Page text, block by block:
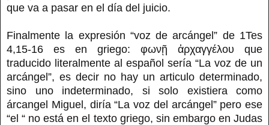
que va a pasar en el día del juicio.
Finalmente la expresión “voz de arcángel” de 1Tes
4,15-16 es en griego: φωνῇ ἀρχαγγέλου que
traducido literalmente al español sería “La voz de un
arcángel”, es decir no hay un articulo determinado,
sino uno indeterminado, si solo existiera como
árcangel Miguel, diría “La voz del arcángel” pero ese
“el “ no está en el texto griego, sin embargo en Judas